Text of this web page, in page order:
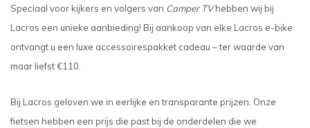
Speciaal voor kijkers en volgers van Camper TVhebben wij bij
Lacros een unieke aanbieding! Bij aankoop van elke Lacros e-bike
ontvangt u een luxe accessoirespakket cadeau – ter waarde van
maar liefst €110.
Bij Lacros geloven we in eerlijke en transparante prijzen. Onze
fietsen hebben een prijs die past bij de onderdelen die we